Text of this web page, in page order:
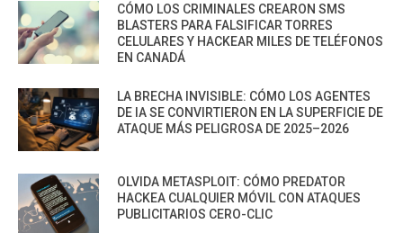
CÓMO LOS CRIMINALES CREARON SMS
BLASTERS PARA FALSIFICAR TORRES
CELULARES Y HACKEAR MILES DE TELÉFONOS
EN CANADÁ
LA BRECHA INVISIBLE: CÓMO LOS AGENTES
DE IA SE CONVIRTIERON EN LA SUPERFICIE DE
ATAQUE MÁS PELIGROSA DE 2025–2026
OLVIDA METASPLOIT: CÓMO PREDATOR
HACKEA CUALQUIER MÓVIL CON ATAQUES
PUBLICITARIOS CERO-CLIC